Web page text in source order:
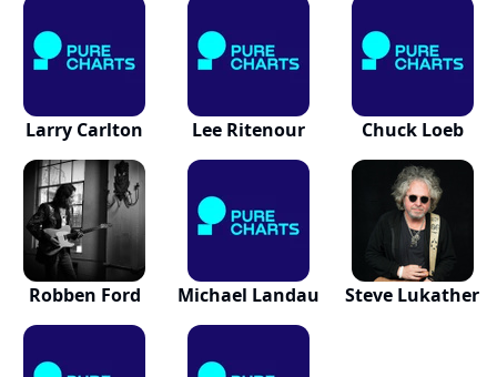
Larry Carlton Lee Ritenour Chuck Loeb
Robben Ford Michael Landau Steve Lukather